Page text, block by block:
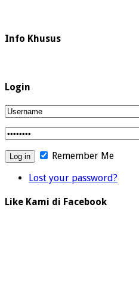
Info Khusus
Login
Remember Me
Lost your password?
Like Kami di Facebook